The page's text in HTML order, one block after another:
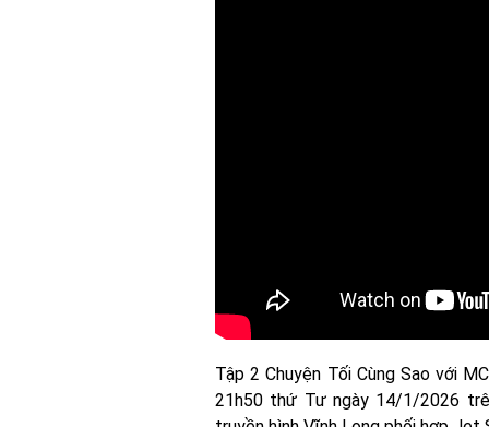
Tập 2 Chuyện Tối Cùng Sao với
21h50 thứ Tư ngày 14/1/2026